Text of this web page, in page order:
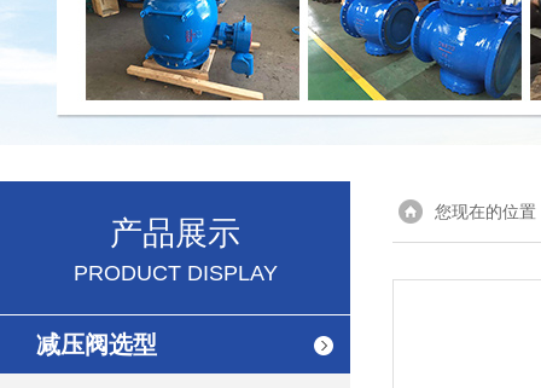
产品展示
PRODUCT DISPLAY
减压阀选型
您现在的位置